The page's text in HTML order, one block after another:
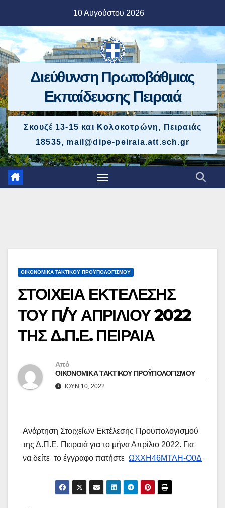
περιεχόμενο
10 Αυγούστου 2026
Διεύθυνση Πρωτοβάθμιας
Εκπαίδευσης Πειραιά
Σκουζέ 13-15 και Κολοκοτρώνη, Πειραιάς
18535, mail@dipe-peiraia.att.sch.gr
ΟΙΚΟΝΟΜΙΚΆ ΤΑΚΤΙΚΟΎ ΠΡΟΫΠΟΛΟΓΙΣΜΟΎ
ΣΤΟΙΧΕΙΑ ΕΚΤΕΛΕΣΗΣ
ΤΟΥ Π/Υ ΑΠΡΙΛΙΟΥ 2022
ΤΗΣ Δ.Π.Ε. ΠΕΙΡΑΙΑ
Από
ΟΙΚΟΝΟΜΙΚΑ ΤΑΚΤΙΚΟΥ ΠΡΟΫΠΟΛΟΓΙΣΜΟΥ
ΙΟΎΝ 10, 2022
Ανάρτηση Στοιχείων Εκτέλεσης Προυπολογισμού
της Δ.Π.Ε. Πειραιά για το μήνα Απρίλιο 2022. Για
να δείτε το έγγραφο πατήστε ΩΧΧΗ46ΜΤΛΗ-Ο0Δ